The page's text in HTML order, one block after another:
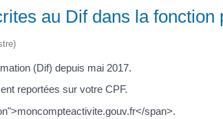
au Dif dans la fonction
(Dif) depuis mai 2017.
reportées sur votre CPF.
span>.